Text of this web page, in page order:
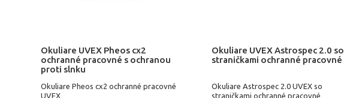
Okuliare UVEX Pheos cx2
ochranné pracovné s ochranou
proti slnku
Okuliare Pheos cx2 ochranné pracovné
UVEX
Okuliare UVEX Astrospec 2.0 so
straničkami ochranné pracovné
Okuliare Astrospec 2.0 UVEX so
straničkami ochranné pracovné